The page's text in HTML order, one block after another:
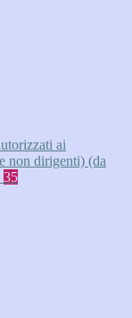
ai
non dirigenti) (da
35